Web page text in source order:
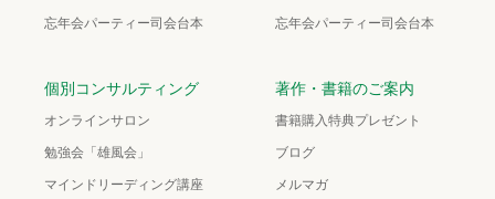
忘年会パーティー司会台本 忘年会パーティー司会台本
個別コンサルティング
オンラインサロン
勉強会「雄風会」
マインドリーディング講座
著作・書籍のご案内
書籍購入特典プレゼント
ブログ
メルマガ